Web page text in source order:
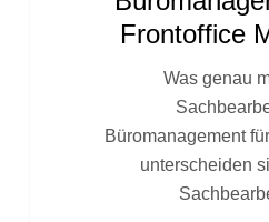
Frontoffice
Was genau
Büromanagement
unterscheiden